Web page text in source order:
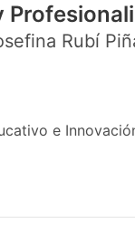
Rubí
e